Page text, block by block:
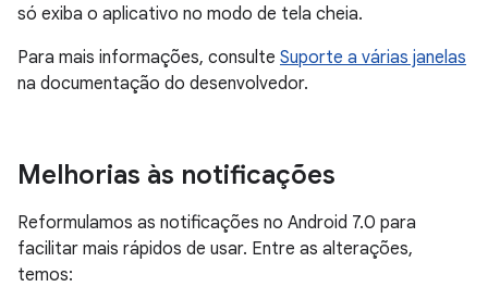
só exiba o aplicativo no modo de tela cheia.
Para mais informações, consulte Suporte a várias janelas
na documentação do desenvolvedor.
Melhorias às notificações
Reformulamos as notificações no Android 7.0 para
facilitar mais rápidos de usar. Entre as alterações,
temos: